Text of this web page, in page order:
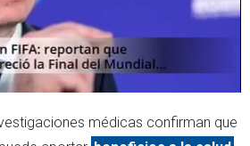
médicas confirman que